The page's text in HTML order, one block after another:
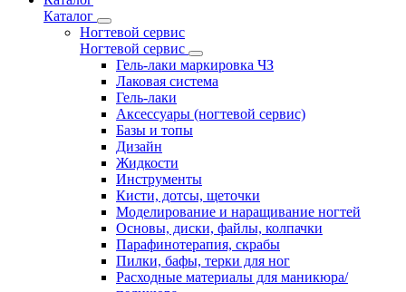
Каталог
Ногтевой сервис
Ногтевой сервис
Гель-лаки маркировка ЧЗ
Лаковая система
Гель-лаки
Аксессуары (ногтевой сервис)
Базы и топы
Дизайн
Жидкости
Инструменты
Кисти, дотсы, щеточки
Моделирование и наращивание ногтей
Основы, диски, файлы, колпачки
Парафинотерапия, скрабы
Пилки, бафы, терки для ног
Расходные материалы для маникюра/